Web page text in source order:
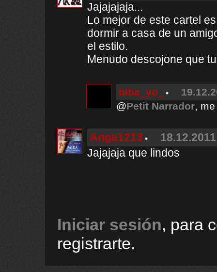
Jajajajaja...
Lo mejor de este cartel
dormir a casa de un
el estilo.
Menudo descojone que
biba_yo_
@Petit Narrador,
Anga1213
Jajajaja que lindos
Iniciar sesión, para
registrarte.